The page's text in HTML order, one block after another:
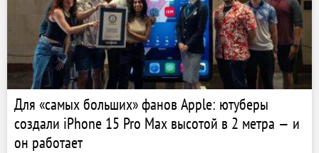
Для «самых больших» фанов Apple: ютуберы
создали iPhone 15 Pro Max высотой в 2 метра — и
он работает